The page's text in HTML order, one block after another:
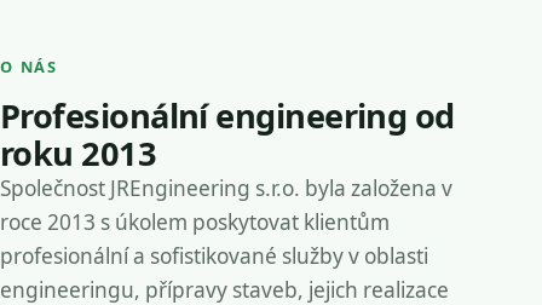
O NÁS
Profesionální engineering od
roku 2013
Společnost JREngineering s.r.o. byla založena v
roce 2013 s úkolem poskytovat klientům
profesionální a sofistikované služby v oblasti
engineeringu, přípravy staveb, jejich realizace